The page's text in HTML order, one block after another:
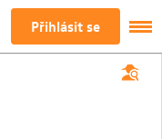
Přihlásit se